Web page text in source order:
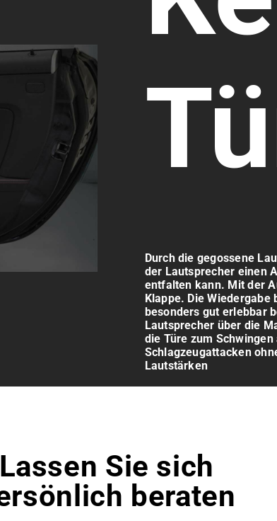
Durch die gegossene
der Lautsprecher einen
entfalten kann. Mit der
Klappe. Die
besonders gut erlebbar
Lautsprecher über die
die Türe zum
Schlagzeugattacken
Lautstärken
Lassen Sie sich
beraten